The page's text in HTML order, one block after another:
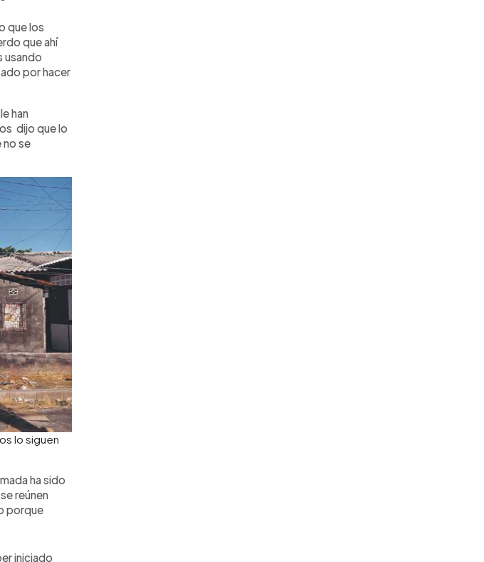
que los
que ahí
usando
por hacer
han
dijo que lo
no se
lo siguen
ha sido
reúnen
porque
iniciado